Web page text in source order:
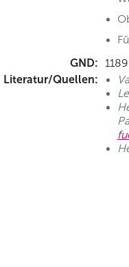
GND:
Literatur/Quellen: